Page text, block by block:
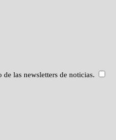
las newsletters de noticias.